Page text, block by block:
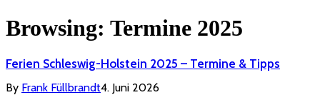
Browsing: Termine 2025
Ferien Schleswig-Holstein 2025 – Termine & Tipps
By Frank Füllbrandt4. Juni 2026